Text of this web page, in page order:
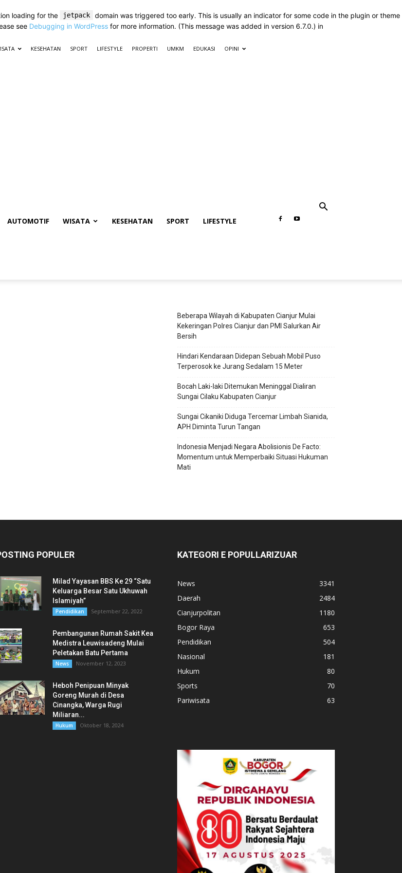
loading for the jetpack
domain was triggered too early. This is usually an indicator for some code in the plugin or theme
see Debugging in WordPress for more information. (This message was added in version 6.7.0.) in
KESEHATAN SPORT LIFESTYLE PROPERTI UMKM EDUKASI OPINI
AUTOMOTIF WISATA KESEHATAN SPORT LIFESTYLE
Beberapa Wilayah di Kabupaten Cianjur Mulai
Kekeringan Polres Cianjur dan PMI Salurkan Air
Bersih
Hindari Kendaraan Didepan Sebuah Mobil Puso
Terperosok ke Jurang Sedalam 15 Meter
Bocah Laki-laki Ditemukan Meninggal Dialiran
Sungai Cilaku Kabupaten Cianjur
Sungai Cikaniki Diduga Tercemar Limbah Sianida,
APH Diminta Turun Tangan
‎Indonesia Menjadi Negara Abolisionis De Facto:
Momentum untuk Memperbaiki Situasi Hukuman
Mati
POPULER
Milad Yayasan BBS Ke 29 “Satu
Keluarga Besar Satu Ukhuwah
Islamiyah”
Pendidikan September 22, 2022
Pembangunan Rumah Sakit Kea
Medistra Leuwisadeng Mulai
Peletakan Batu Pertama
News November 12, 2023
Heboh Penipuan Minyak
Goreng Murah di Desa
Cinangka, Warga Rugi
Miliaran...
Hukum Oktober 18, 2024
KATEGORI E POPULLARIZUAR
News
3341
Daerah
2484
Cianjurpolitan
1180
Bogor Raya
653
Pendidikan
504
Nasional
181
Hukum
80
Sports
70
Pariwisata
63